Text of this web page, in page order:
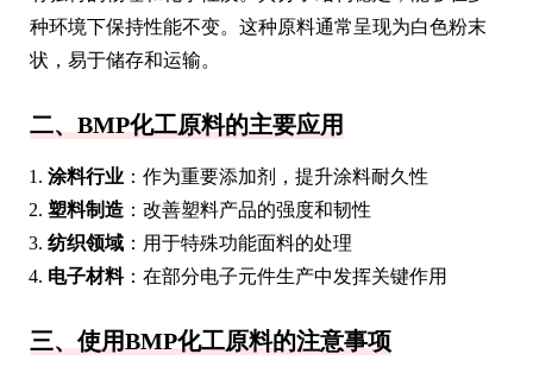
种环境下保持性能不变。这种原料通常呈现为白色粉末
状，易于储存和运输。
二、BMP化工原料的主要应用
涂料行业 ：作为重要添加剂，提升涂料耐久性
塑料制造 ：改善塑料产品的强度和韧性
纺织领域 ：用于特殊功能面料的处理
电子材料：在部分电子元件生产中发挥关键作用
三、使用BMP化工原料的注意事项